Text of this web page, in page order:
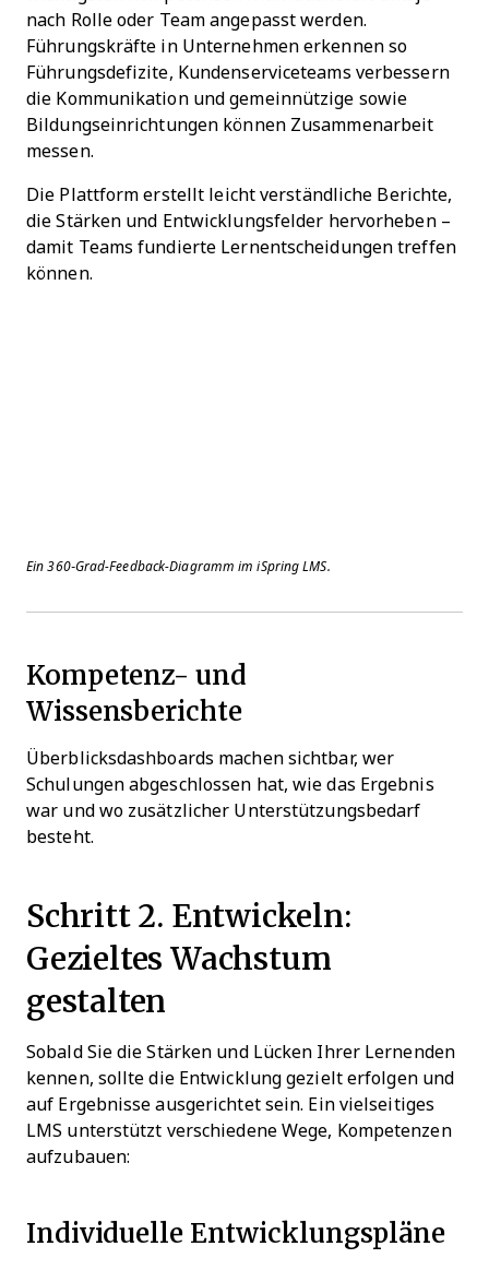
nach Rolle oder Team angepasst werden.
Führungskräfte in Unternehmen erkennen so
Führungsdefizite, Kundenserviceteams verbessern
die Kommunikation und gemeinnützige sowie
Bildungseinrichtungen können Zusammenarbeit
messen.
Die Plattform erstellt leicht verständliche Berichte,
die Stärken und Entwicklungsfelder hervorheben –
damit Teams fundierte Lernentscheidungen treffen
können.
Ein 360‑Grad-Feedback-Diagramm im iSpring LMS.
Kompetenz- und
Wissensberichte
Überblicksdashboards machen sichtbar, wer
Schulungen abgeschlossen hat, wie das Ergebnis
war und wo zusätzlicher Unterstützungsbedarf
besteht.
Schritt 2. Entwickeln:
Gezieltes Wachstum
gestalten
Sobald Sie die Stärken und Lücken Ihrer Lernenden
kennen, sollte die Entwicklung gezielt erfolgen und
auf Ergebnisse ausgerichtet sein. Ein vielseitiges
LMS unterstützt verschiedene Wege, Kompetenzen
aufzubauen:
Individuelle Entwicklungspläne